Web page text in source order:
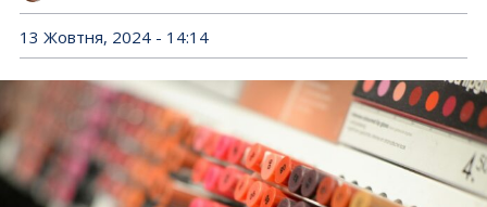
13 Жовтня, 2024 - 14:14